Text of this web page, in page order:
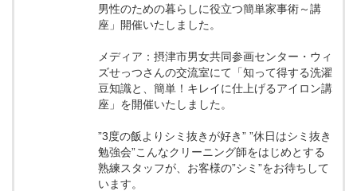
男性のための暮らしに役立つ簡単家事術～講
座」開催いたしました。
メディア：摂津市男女共同参画センター・ウィ
ズせっつさんの交流室にて「知って得する洗濯
豆知識と、簡単！キレイに仕上げるアイロン講
座」を開催いたしました。
”3度の飯よりシミ抜きが好き” ”休日はシミ抜き
勉強会”こんなクリーニング師をはじめとする
熟練スタッフが、お客様の”シミ”をお待ちして
います。